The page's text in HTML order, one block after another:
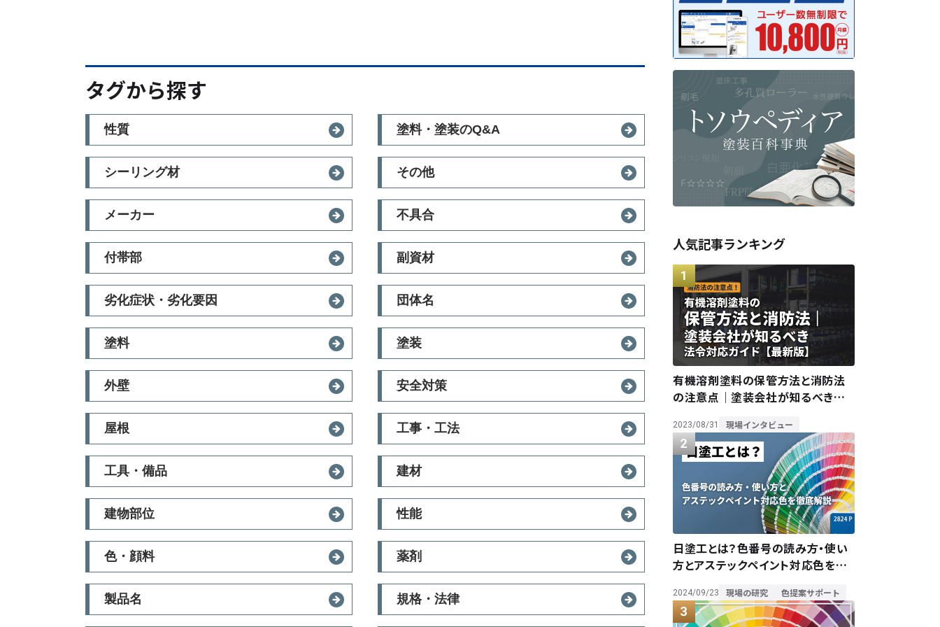
タグから探す
性質 塗料・塗装のQ&A
シーリング材 その他
メーカー 不具合
付帯部 副資材
劣化症状・劣化要因 団体名
塗料 塗装
外壁 安全対策
屋根 工事・工法
工具・備品 建材
建物部位 性能
色・顔料 薬剤
製品名 規格・法律
人気記事ランキング
有機溶剤塗料の保管方法と消防法
の注意点｜塗装会社が知るべき法
2023/08/31 現場インタビュー
日塗工とは？色番号の読み方・使い
方とアステックペイント対応色を徹
2024/09/23 現場の研究 色提案サポート